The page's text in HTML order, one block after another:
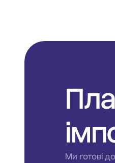
Ми готові